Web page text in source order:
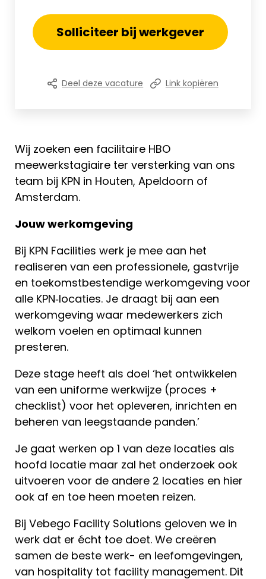
Wij zoeken een facilitaire HBO
meewerkstagiaire ter versterking van ons
team bij KPN in Houten, Apeldoorn of
Amsterdam.
Jouw werkomgeving
Bij KPN Facilities werk je mee aan het
realiseren van een professionele, gastvrije
en toekomstbestendige werkomgeving voor
alle KPN‑locaties. Je draagt bij aan een
werkomgeving waar medewerkers zich
welkom voelen en optimaal kunnen
presteren.
Deze stage heeft als doel ‘het ontwikkelen
van een uniforme werkwijze (proces +
checklist) voor het opleveren, inrichten en
beheren van leegstaande panden.’
Je gaat werken op 1 van deze locaties als
hoofd locatie maar zal het onderzoek ook
uitvoeren voor de andere 2 locaties en hier
ook af en toe heen moeten reizen.
Bij Vebego Facility Solutions geloven we in
werk dat er écht toe doet. We creëren
samen de beste werk- en leefomgevingen,
van hospitality tot facility management. Dit
Solliciteer bij werkgever
Deel deze vacature Link kopiëren